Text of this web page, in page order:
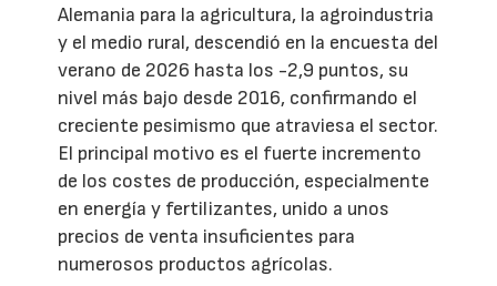
Alemania para la agricultura, la agroindustria
y el medio rural, descendió en la encuesta del
verano de 2026 hasta los -2,9 puntos, su
nivel más bajo desde 2016, confirmando el
creciente pesimismo que atraviesa el sector.
El principal motivo es el fuerte incremento
de los costes de producción, especialmente
en energía y fertilizantes, unido a unos
precios de venta insuficientes para
numerosos productos agrícolas.